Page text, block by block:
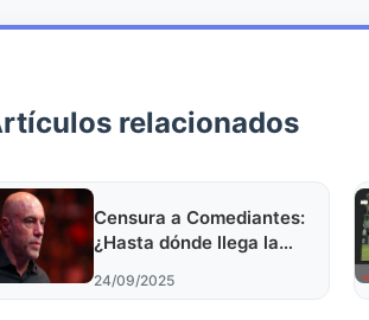
relacionados
Censura a Comediantes:
¿Hasta dónde llega la
24/09/2025